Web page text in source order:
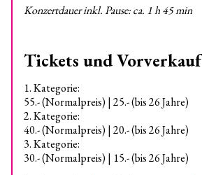
Konzertdauer inkl. Pause: ca. 1 h 45 min
Tickets und Vorverkauf
1. Kategorie:
55.- (Normalpreis) | 25.- (bis 26 Jahre)
2. Kategorie:
40.- (Normalpreis) | 20.- (bis 26 Jahre)
3. Kategorie:
30.- (Normalpreis) | 15.- (bis 26 Jahre)